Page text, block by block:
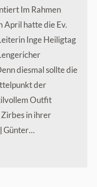
Im Rahmen
April hatte die Ev.
Inge Heiligtag
diesmal sollte die
der
Outfit
in ihrer
Günter…